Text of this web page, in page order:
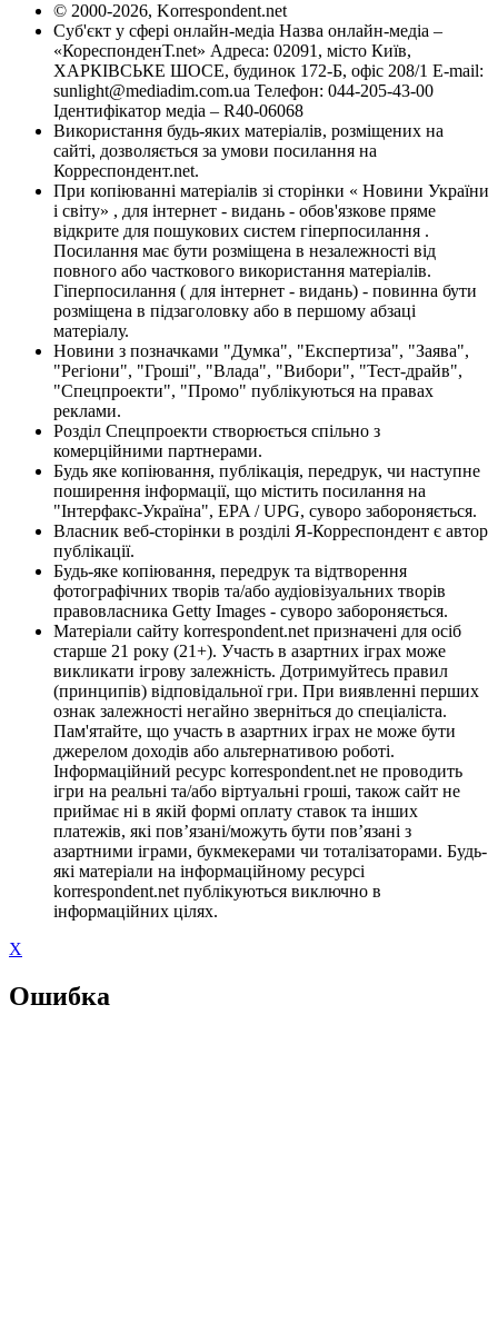
© 2000-2026, Korrespondent.net
Суб'єкт у сфері онлайн-медіа Назва онлайн-медіа –
«КореспонденТ.net» Адреса: 02091, місто Київ,
ХАРКІВСЬКЕ ШОСЕ, будинок 172-Б, офіс 208/1 E-mail:
sunlight@mediadim.com.ua Телефон: 044-205-43-00
Ідентифікатор медіа – R40-06068
Використання будь-яких матеріалів, розміщених на
сайті, дозволяється за умови посилання на
Корреспондент.net.
При копіюванні матеріалів зі сторінки « Новини України
і світу» , для інтернет - видань - обов'язкове пряме
відкрите для пошукових систем гіперпосилання .
Посилання має бути розміщена в незалежності від
повного або часткового використання матеріалів.
Гіперпосилання ( для інтернет - видань) - повинна бути
розміщена в підзаголовку або в першому абзаці
матеріалу.
Новини з позначками "Думка", "Експертиза", "Заява",
"Регіони", "Гроші", "Влада", "Вибори", "Тест-драйв",
"Спецпроекти", "Промо" публікуються на правах
реклами.
Розділ Спецпроекти створюється спільно з
комерційними партнерами.
Будь яке копіювання, публікація, передрук, чи наступне
поширення інформації, що містить посилання на
"Інтерфакс-Україна", EPA / UPG, суворо забороняється.
Власник веб-сторінки в розділі Я-Корреспондент є автор
публікації.
Будь-яке копіювання, передрук та відтворення
фотографічних творів та/або аудіовізуальних творів
правовласника Getty Images - суворо забороняється.
Матеріали сайту korrespondent.net призначені для осіб
старше 21 року (21+). Участь в азартних іграх може
викликати ігрову залежність. Дотримуйтесь правил
(принципів) відповідальної гри. При виявленні перших
ознак залежності негайно зверніться до спеціаліста.
Пам'ятайте, що участь в азартних іграх не може бути
джерелом доходів або альтернативою роботі.
Інформаційний ресурс korrespondent.net не проводить
ігри на реальні та/або віртуальні гроші, також сайт не
приймає ні в якій формі оплату ставок та інших
платежів, які пов’язані/можуть бути пов’язані з
азартними іграми, букмекерами чи тоталізаторами. Будь-
які матеріали на інформаційному ресурсі
korrespondent.net публікуються виключно в
інформаційних цілях.
X
Ошибка